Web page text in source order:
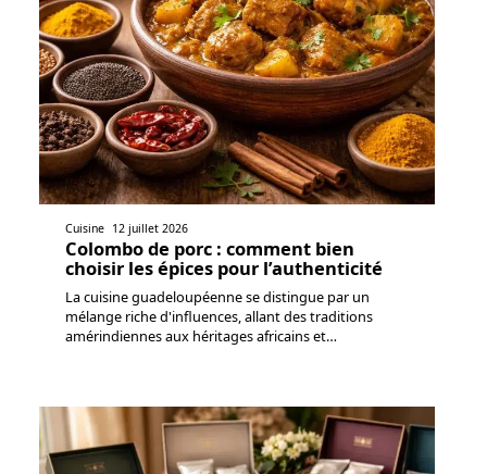
Cuisine 12 juillet 2026
Colombo de porc : comment bien
choisir les épices pour l’authenticité
La cuisine guadeloupéenne se distingue par un
mélange riche d'influences, allant des traditions
amérindiennes aux héritages africains et…